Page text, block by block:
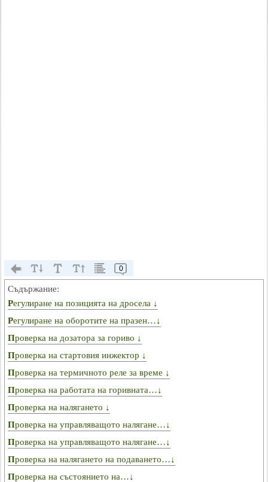
0
Съдържание:
Регулиране на позицията на дросела ↓
Регулиране на оборотите на празен…↓
Проверка на дозатора за гориво ↓
Проверка на стартовия инжектор ↓
Проверка на термичното реле за време ↓
Проверка на работата на горивната…↓
Проверка на налягането ↓
Проверка на управляващото налягане…↓
Проверка на управляващото налягане…↓
Проверка на налягането на подаването…↓
Проверка на състоянието на…↓